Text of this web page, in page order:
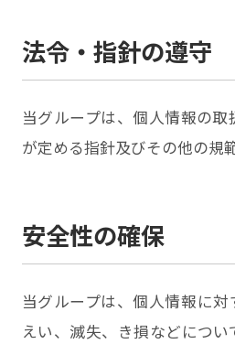
法令・指針の遵守
当グループは、個人情報の
が定める指針及びその他の規
安全性の確保
当グループは、個人情報に
えい、滅失、き損などにつ